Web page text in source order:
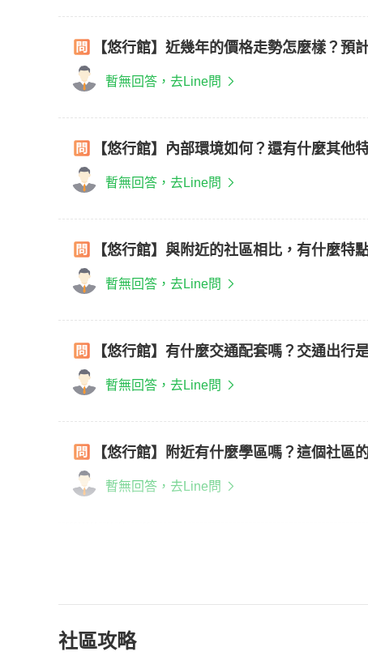
【悠行館】近幾年的價格走勢怎麼樣？預
暫無回答，去Line問
【悠行館】內部環境如何？還有什麼其他
暫無回答，去Line問
【悠行館】與附近的社區相比，有什麼特
暫無回答，去Line問
【悠行館】有什麼交通配套嗎？交通出行
暫無回答，去Line問
【悠行館】附近有什麼學區嗎？這個社區
暫無回答，去Line問
社區攻略